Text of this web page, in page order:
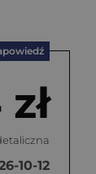
10-12